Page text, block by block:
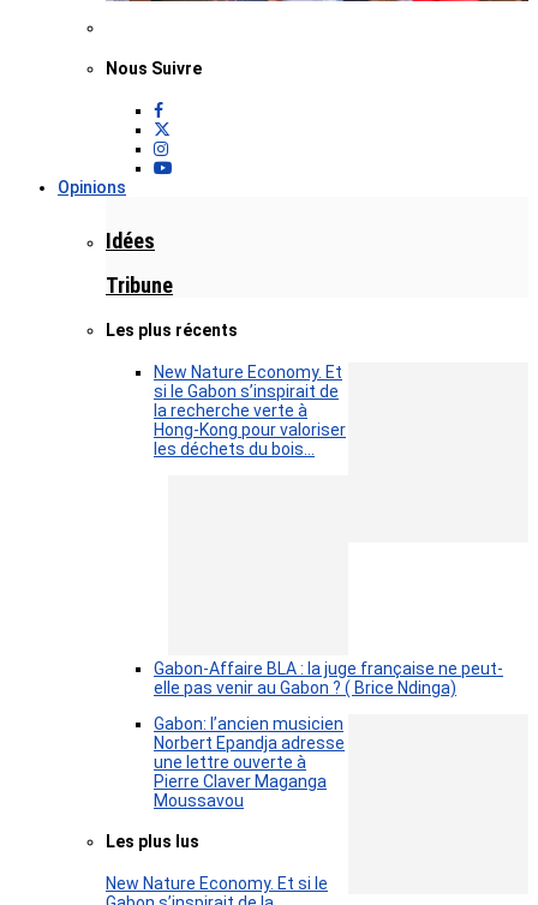
Nous Suivre
Opinions
Idées
Tribune
Les plus récents
New Nature Economy. Et
si le Gabon s’inspirait de
la recherche verte à
Hong-Kong pour valoriser
les déchets du bois…
Gabon-Affaire BLA : la juge française ne peut-
elle pas venir au Gabon ? ( Brice Ndinga)
Gabon: l’ancien musicien
Norbert Epandja adresse
une lettre ouverte à
Pierre Claver Maganga
Moussavou
Les plus lus
New Nature Economy. Et si le